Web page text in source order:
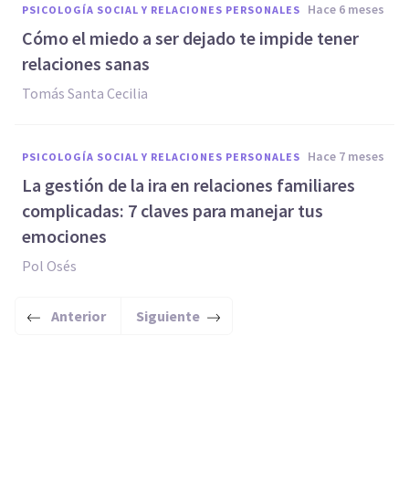
PSICOLOGÍA SOCIAL Y RELACIONES PERSONALES hace 6 meses
Cómo el miedo a ser dejado te impide tener
relaciones sanas
Tomás Santa Cecilia
PSICOLOGÍA SOCIAL Y RELACIONES PERSONALES hace 7 meses
La gestión de la ira en relaciones familiares
complicadas: 7 claves para manejar tus
emociones
Pol Osés
Anterior Siguiente